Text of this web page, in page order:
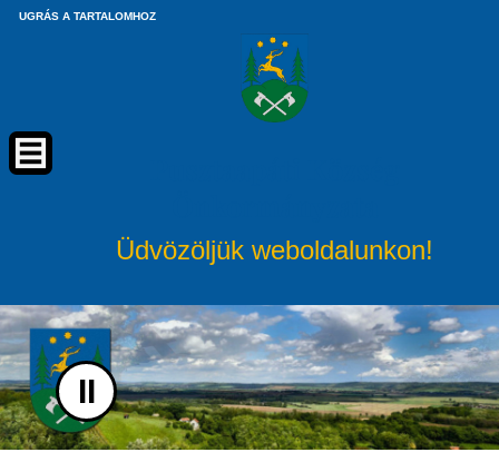
UGRÁS A TARTALOMHOZ
Üdvözöljük weboldalunkon!
II